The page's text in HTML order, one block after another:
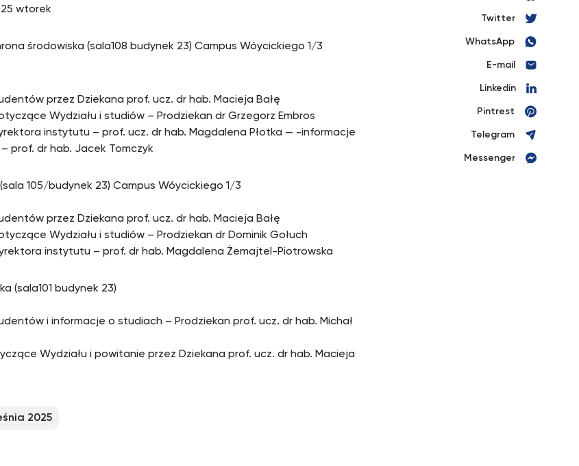
wtorek
środowiska (sala108 budynek 23) Campus Wóycickiego 1/3
przez Dziekana prof. ucz. dr hab. Macieja Bałę
Wydziału i studiów – Prodziekan dr Grzegorz Embros
instytutu – prof. ucz. dr hab. Magdalena Płotka — -informacje
prof. dr hab. Jacek Tomczyk
105/budynek 23) Campus Wóycickiego 1/3
przez Dziekana prof. ucz. dr hab. Macieja Bałę
Wydziału i studiów – Prodziekan dr Dominik Gołuch
instytutu – prof. dr hab. Magdalena Żemajtel-Piotrowska
(sala101 budynek 23)
i informacje o studiach – Prodziekan prof. ucz. dr hab. Michał
Wydziału i powitanie przez Dziekana prof. ucz. dr hab. Macieja
2025
Twitter
WhatsApp
E-mail
Linkedin
Pintrest
Telegram
Messenger